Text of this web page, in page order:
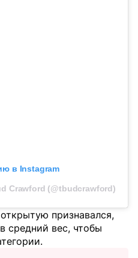
в Instagram
Crawford (@tbudcrawford)
признавался,
средний вес, чтобы